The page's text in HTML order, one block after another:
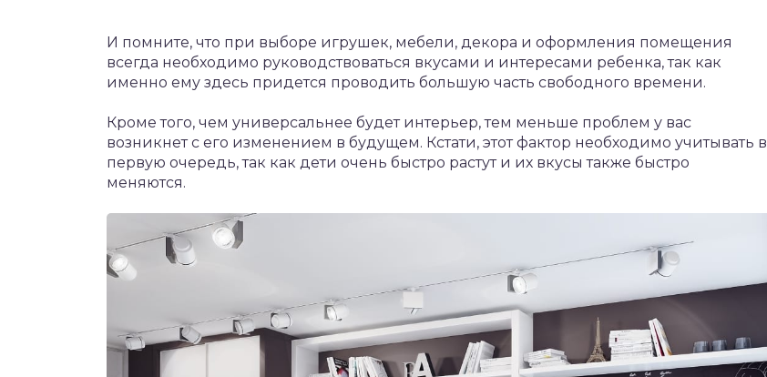
И помните, что при выборе игрушек, мебели, декора и оформления помещения
всегда необходимо руководствоваться вкусами и интересами ребенка, так как
именно ему здесь придется проводить большую часть свободного времени.
Кроме того, чем универсальнее будет интерьер, тем меньше проблем у вас
возникнет с его изменением в будущем. Кстати, этот фактор необходимо учитывать в
первую очередь, так как дети очень быстро растут и их вкусы также быстро
меняются.